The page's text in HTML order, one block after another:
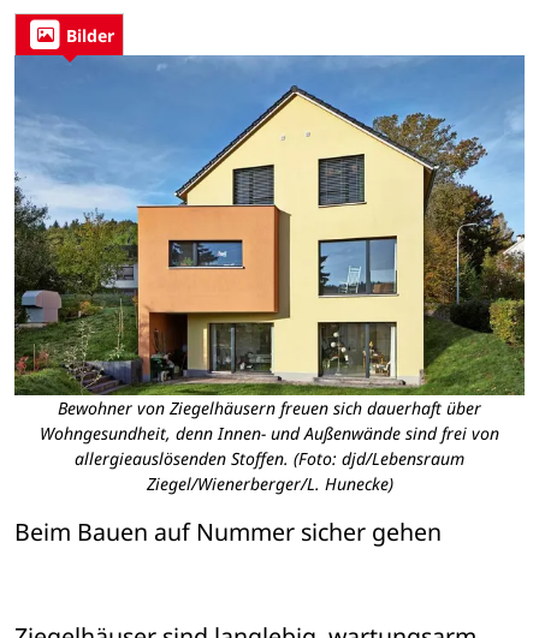
Bilder
Bewohner von Ziegelhäusern freuen sich dauerhaft über
Wohngesundheit, denn Innen- und Außenwände sind frei von
allergieauslösenden Stoffen. (Foto: djd/Lebensraum
Ziegel/Wienerberger/L. Hunecke)
Beim Bauen auf Nummer sicher gehen